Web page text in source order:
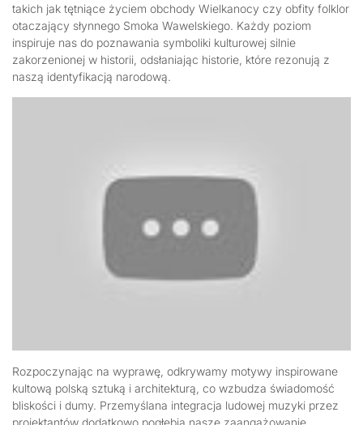
takich jak tętniące życiem obchody Wielkanocy czy obfity folklor
otaczający słynnego Smoka Wawelskiego. Każdy poziom
inspiruje nas do poznawania symboliki kulturowej silnie
zakorzenionej w historii, odsłaniając historie, które rezonują z
naszą identyfikacją narodową.
Rozpoczynając na wyprawę, odkrywamy motywy inspirowane
kultową polską sztuką i architekturą, co wzbudza świadomość
bliskości i dumy. Przemyślana integracja ludowej muzyki przez
projektantów dodatkowo pogłębia nasze zaangażowanie,